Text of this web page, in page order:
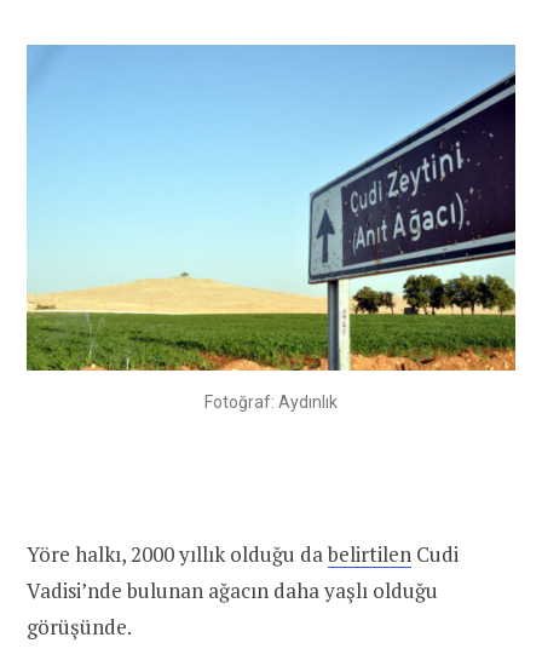
Fotoğraf: Aydınlık
Yöre halkı, 2000 yıllık olduğu dabelirtilen Cudi
Vadisi’nde bulunan ağacın daha yaşlı olduğu
görüşünde.